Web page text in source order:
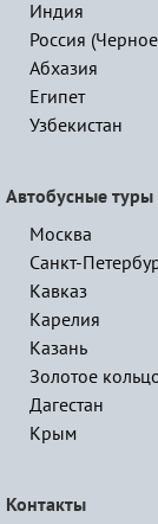
Индия
Россия
Абхазия
Египет
Узбекистан
Автобусные туры
Москва
Санкт-
Кавказ
Карелия
Казань
Золотое
Дагестан
Крым
Контакты